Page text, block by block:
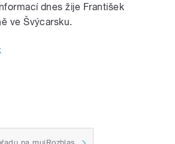
dnes žije František
ve Švýcarsku.